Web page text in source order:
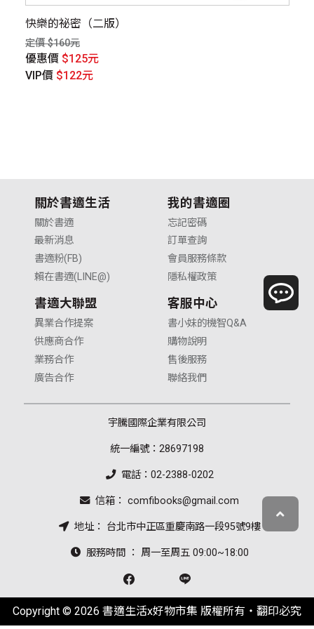
快樂的祕密（二版）
定價 $160元
優惠價 $125元
VIP價 $122元
關於書適生活
關於書適
最新消息
書適粉(FB)
賴在書適(LINE@)
我的書適圈
忘記密碼
訂單查詢
會員服務條款
隱私權政策
書適大聯盟
異業合作提案
供應商合作
業務合作
廣告合作
客服中心
書小妹的機智Q&A
購物說明
售後服務
聯絡我們
宇騰國際企業有限公司
統一編號：28697198
電話：02-2388-0202
信箱： comfibooks@gmail.com
地址： 台北市中正區重慶南路一段95號9樓
服務時間 ： 周一至周五 09:00~18:00
Copyright © 2026 書適生活x好物市集 版權所有‧翻印必究